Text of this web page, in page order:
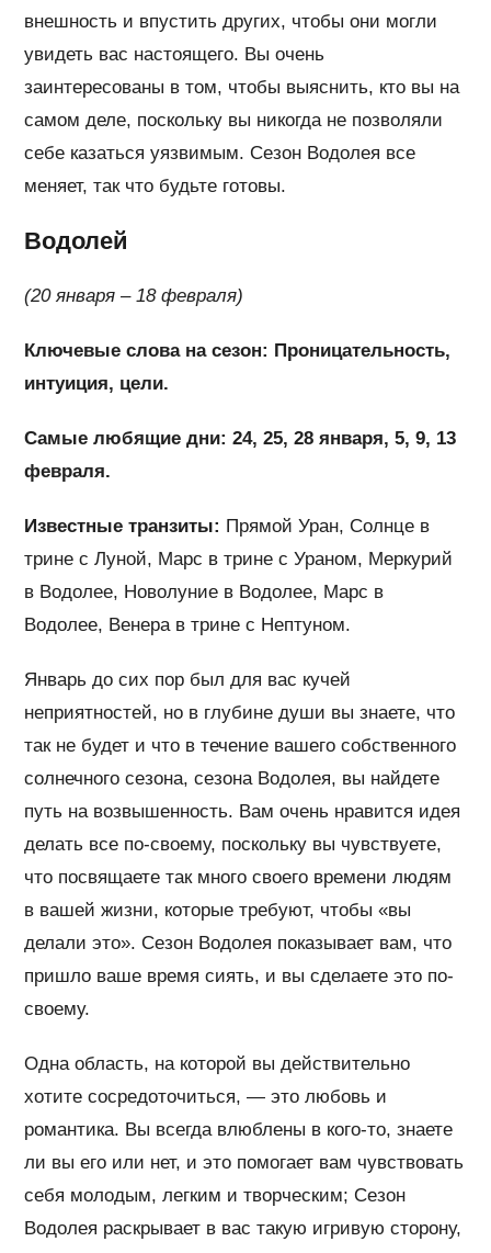
внешность и впустить других, чтобы они могли
увидеть вас настоящего. Вы очень
заинтересованы в том, чтобы выяснить, кто вы на
самом деле, поскольку вы никогда не позволяли
себе казаться уязвимым. Сезон Водолея все
меняет, так что будьте готовы.
Водолей
(20 января – 18 февраля)
Ключевые слова на сезон: Проницательность,
интуиция, цели.
Самые любящие дни: 24, 25, 28 января, 5, 9, 13
февраля.
Известные транзиты: Прямой Уран, Солнце в
трине с Луной, Марс в трине с Ураном, Меркурий
в Водолее, Новолуние в Водолее, Марс в
Водолее, Венера в трине с Нептуном.
Январь до сих пор был для вас кучей
неприятностей, но в глубине души вы знаете, что
так не будет и что в течение вашего собственного
солнечного сезона, сезона Водолея, вы найдете
путь на возвышенность. Вам очень нравится идея
делать все по-своему, поскольку вы чувствуете,
что посвящаете так много своего времени людям
в вашей жизни, которые требуют, чтобы «вы
делали это». Сезон Водолея показывает вам, что
пришло ваше время сиять, и вы сделаете это по-
своему.
Одна область, на которой вы действительно
хотите сосредоточиться, — это любовь и
романтика. Вы всегда влюблены в кого-то, знаете
ли вы его или нет, и это помогает вам чувствовать
себя молодым, легким и творческим; Сезон
Водолея раскрывает в вас такую ​​игривую сторону,